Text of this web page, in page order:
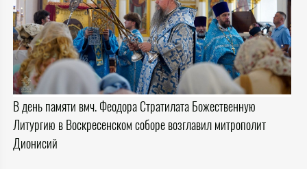
В день памяти вмч. Феодора Стратилата Божественную
Литургию в Воскресенском соборе возглавил митрополит
Дионисий